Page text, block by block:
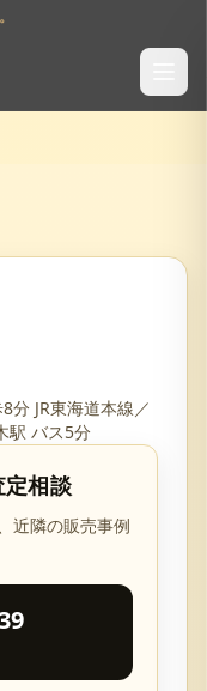
分 JR東海道本線／
駅 バス5分
定相談
近隣の販売事例